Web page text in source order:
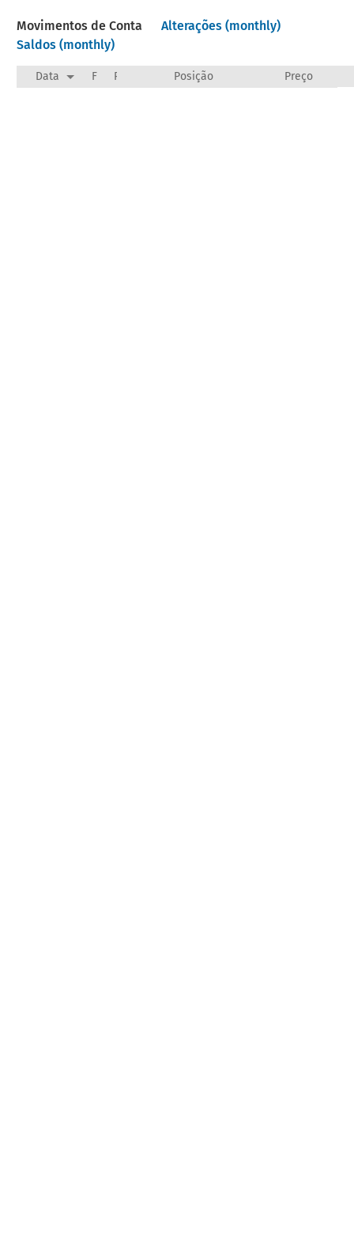
Movimentos de Conta
Alterações (monthly)
Saldos (monthly)
Data F Payee/Narration
Posição Preço